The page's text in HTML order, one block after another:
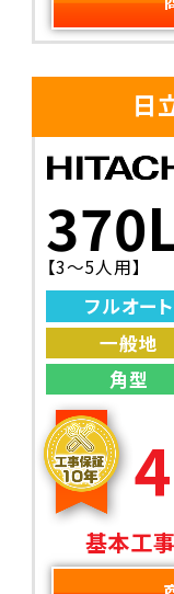
日
【3～5人用】
フルオート
一般地
角型
基本工